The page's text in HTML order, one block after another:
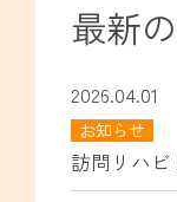
最新
2026.04.01
お知らせ
訪問リハビ